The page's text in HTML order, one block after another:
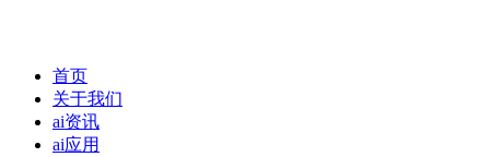
首页
关于我们
ai资讯
ai应用